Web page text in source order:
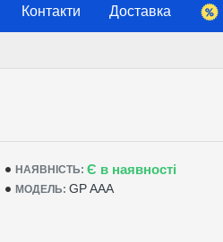
Контакти Доставка
НАЯВНІСТЬ: Є в наявності
МОДЕЛЬ: GP AAA